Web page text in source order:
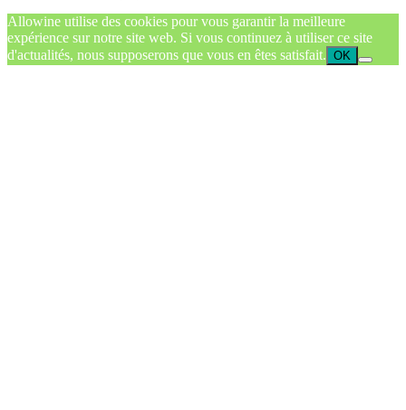
Allowine utilise des cookies pour vous garantir la meilleure
expérience sur notre site web. Si vous continuez à utiliser ce site
d'actualités, nous supposerons que vous en êtes satisfait. OK